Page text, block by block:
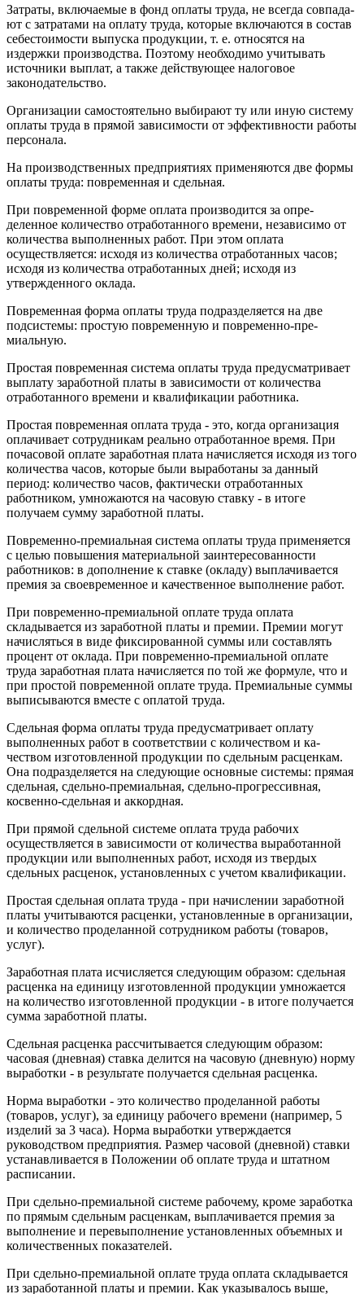
Затраты, включаемые в фонд оплаты труда, не всегда совпада­
ют с затратами на оплату труда, которые включаются в состав
себестоимости выпуска продукции, т. е. относятся на
издержки про­изводства. Поэтому необходимо учитывать
источники выплат, а также действующее налоговое
законодательство.
Организации самостоятельно выбирают ту или иную систему
оплаты труда в прямой зависимости от эффективности работы
персонала.
На производственных предприятиях применяются две формы
оплаты труда: повременная и сдельная.
При повременной форме оплата производится за опре­
деленное количество отработанного времени, независимо от
количества выполненных работ. При этом оплата
осуществляется: исходя из количества отработанных часов;
исходя из количества отработанных дней; исходя из
утвержденного оклада.
Повременная форма оплаты труда подразделяется на две
подсистемы: простую повременную и повременно-пре­
миальную.
Простая повременная система оплаты труда преду­сматривает
выплату заработной платы в зависимости от количества
отработанного времени и квалификации работ­ника.
Простая повременная оплата труда - это, когда организация
оплачивает сотрудникам реально отработанное время. При
почасовой оплате заработная плата начисляется исходя из того
количества часов, которые были выработаны за данный
период: количество часов, фактически отработанных
работником, умножаются на часовую ставку - в итоге
получаем сумму заработной платы.
Повременно-премиальная система оплаты труда при­меняется
с целью повышения материальной заинтересован­ности
работников: в дополнение к ставке (окладу) выплачи­вается
премия за своевременное и качественное выполне­ние работ.
При повременно-премиальной оплате труда оплата
складывается из заработной платы и премии. Премии могут
начисляться в виде фиксированной суммы или составлять
процент от оклада. При повременно-премиальной оплате
труда заработная плата начисляется по той же формуле, что и
при простой повременной оплате труда. Премиальные суммы
выписываются вместе с оплатой труда.
Сдельная форма оплаты труда предусматривает опла­ту
выполненных работ в соответствии с количеством и ка­
чеством изготовленной продукции по сдельным расценкам.
Она подразделяется на следующие основные системы: прямая
сдельная, сдельно-премиальная, сдельно-прогрессивная,
косвенно-сдельная и аккордная.
При прямой сдельной системе оплата труда рабочих
осуществляется в зависимости от количества выработанной
продукции или выполненных работ, исходя из твердых
сдельных расценок, установленных с учетом квалификации.
Простая сдельная оплата труда - при начислении заработной
платы учитываются расценки, установленные в организации,
и количество проделанной сотрудником работы (товаров,
услуг).
Заработная плата исчисляется следующим образом: сдельная
расценка на единицу изготовленной продукции умножается
на количество изготовленной продукции - в итоге получается
сумма заработной платы.
Сдельная расценка рассчитывается следующим образом:
часовая (дневная) ставка делится на часовую (дневную) норму
выработки - в результате получается сдельная расценка.
Норма выработки - это количество проделанной работы
(товаров, услуг), за единицу рабочего времени (например, 5
изделий за 3 часа). Норма выработки утверждается
руководством предприятия. Размер часовой (дневной) ставки
устанавливается в Положении об оплате труда и штатном
расписании.
При сдельно-премиальной системе рабочему, кроме заработка
по прямым сдельным расценкам, выплачивается премия за
выполнение и перевыполнение установленных объемных и
количественных показателей.
При сдельно-премиальной оплате труда оплата складывается
из заработанной платы и премии. Как указывалось выше,